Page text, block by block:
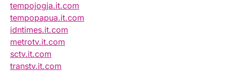
tempojogja.it.com
tempopapua.it.com
idntimes.it.com
metrotv.it.com
sctv.it.com
transtv.it.com